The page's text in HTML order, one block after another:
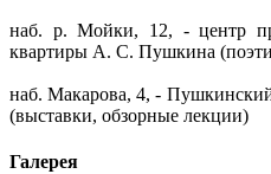
наб. р. Мойки, 12, - центр
квартиры А. С. Пушкина
наб. Макарова, 4, -
(выставки, обзорные лекции)
Галерея